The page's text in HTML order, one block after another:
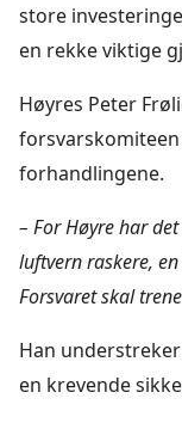
store
en rekke viktige
Høyres Peter
forhandlingene.
– For Høyre har
luftvern raskere,
Forsvaret skal
Han
en krevende